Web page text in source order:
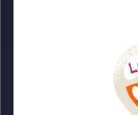
לנו בתור נשים.